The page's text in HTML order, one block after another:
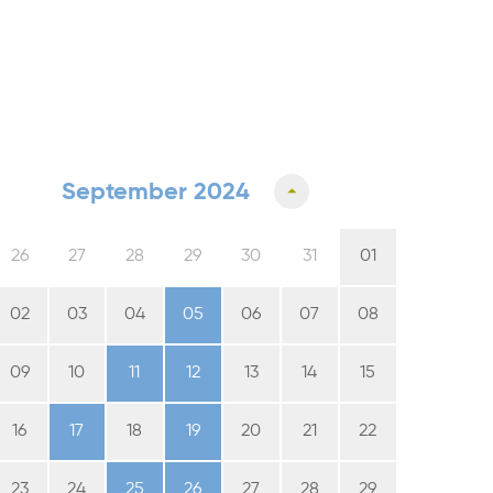
September 2024
26 27 28 29 30 31 01
02 03 04 05 06 07 08
09 10 11 12 13 14 15
16 17 18 19 20 21 22